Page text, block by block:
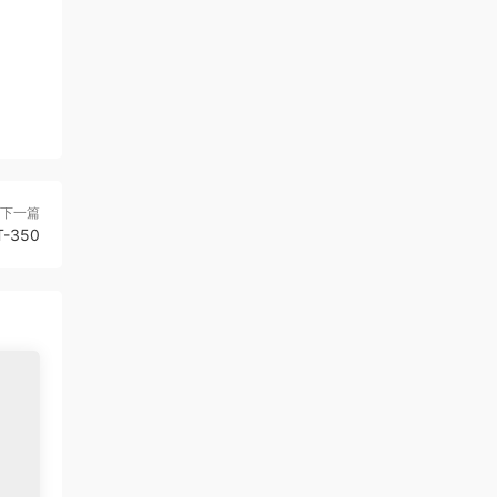
下一篇
350